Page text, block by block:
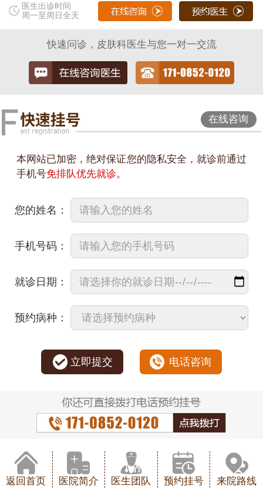
医生出诊时间
周一至周日全天
快速问诊，皮肤科医生与您一对一交流
在线咨询
本网站已加密，绝对保证您的隐私安全，就诊前通过
手机号免排队优先就诊。
您的姓名：
手机号码：
就诊日期：
预约病种：
立即提交 电话咨询
返回首页 医院简介 医生团队 预约挂号 来院路线